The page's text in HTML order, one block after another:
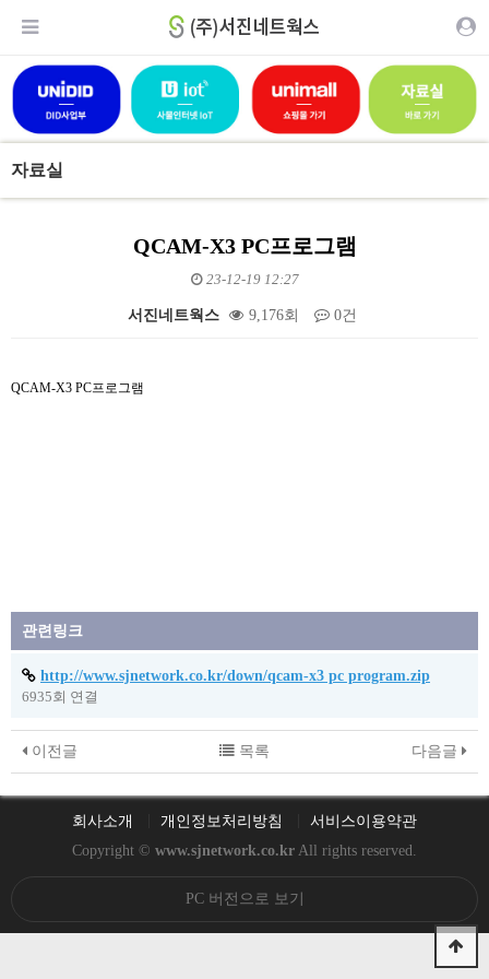
자료실
QCAM-X3 PC프로그램
23-12-19 12:27
서진네트웍스 9,176회 0건
QCAM-X3 PC프로그램
관련링크
http://www.sjnetwork.co.kr/down/qcam-x3 pc program.zip
6935회 연결
이전글 다음글
목록
회사소개 개인정보처리방침
서비스이용약관
Copyright © www.sjnetwork.co.kr All rights reserved.
PC 버전으로 보기